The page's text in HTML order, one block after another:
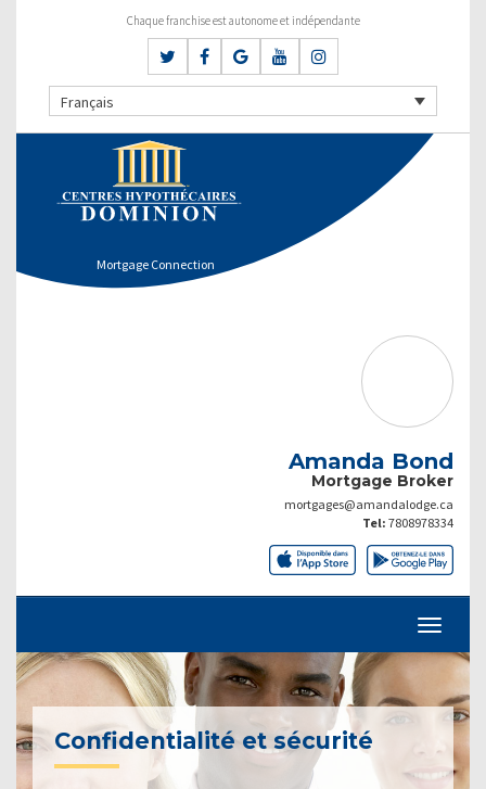
Chaque franchise est autonome et indépendante
Français
Mortgage Connection
Amanda Bond
Mortgage Broker
mortgages@amandalodge.ca
Tel: 7808978334
Confidentialité et sécurité